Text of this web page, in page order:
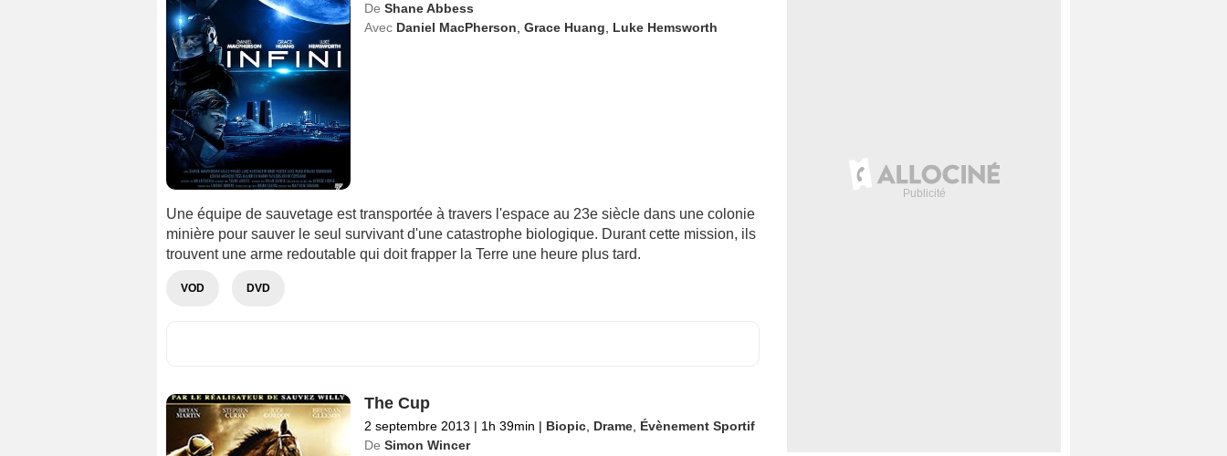
De Shane Abbess
Avec Daniel MacPherson Grace Huang Luke Hemsworth
Une équipe de sauvetage est transportée à travers l'espace au 23e siècle dans une colonie
minière pour sauver le seul survivant d'une catastrophe biologique. Durant cette mission, ils
trouvent une arme redoutable qui doit frapper la Terre une heure plus tard.
VOD DVD
The Cup
2 septembre 2013 | 1h 39min | Biopic, Drame, Évènement Sportif
De Simon Wincer